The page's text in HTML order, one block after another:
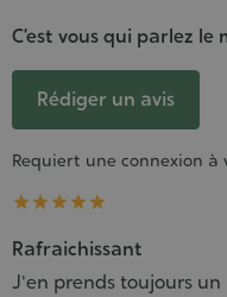
C’est vous qui parlez
Rédiger un avis
Requiert une connexion à
    
Rafraichissant
J'en prends toujours